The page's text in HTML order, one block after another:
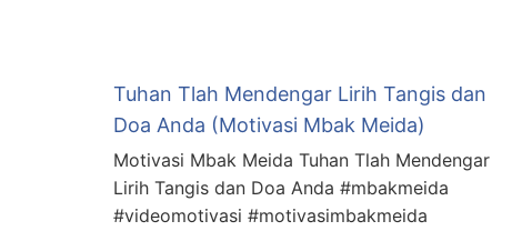
Tuhan Tlah Mendengar Lirih Tangis dan
Doa Anda (Motivasi Mbak Meida)
Motivasi Mbak Meida Tuhan Tlah Mendengar
Lirih Tangis dan Doa Anda #mbakmeida
#videomotivasi #motivasimbakmeida